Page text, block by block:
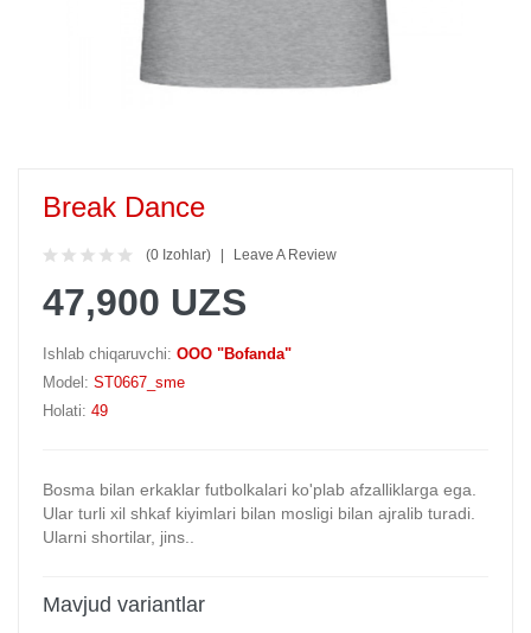
Break Dance
(0 Izohlar) Leave A Review
47,900 UZS
Ishlab chiqaruvchi: OOO "Bofanda"
Model: ST0667_sme
Holati: 49
Bosma bilan erkaklar futbolkalari ko'plab afzalliklarga ega.
Ular turli xil shkaf kiyimlari bilan mosligi bilan ajralib turadi.
Ularni shortilar, jins..
Mavjud variantlar